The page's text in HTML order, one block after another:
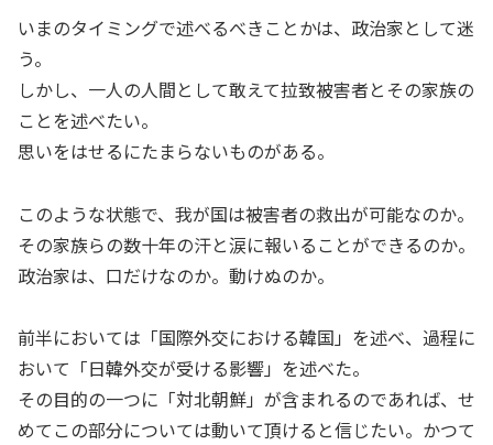
いまのタイミングで述べるべきことかは、政治家として迷
う。
しかし、一人の人間として敢えて拉致被害者とその家族の
ことを述べたい。
思いをはせるにたまらないものがある。
このような状態で、我が国は被害者の救出が可能なのか。
その家族らの数十年の汗と涙に報いることができるのか。
政治家は、口だけなのか。動けぬのか。
前半においては「国際外交における韓国」を述べ、過程に
おいて「日韓外交が受ける影響」を述べた。
その目的の一つに「対北朝鮮」が含まれるのであれば、せ
めてこの部分については動いて頂けると信じたい。かつて